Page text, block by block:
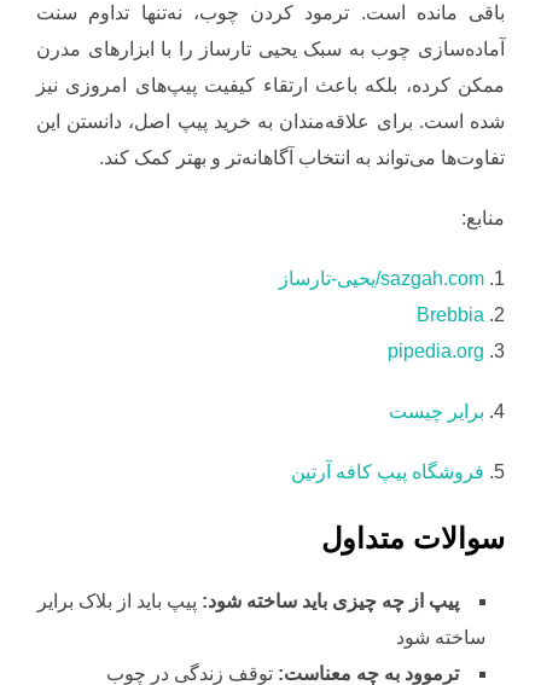
باقی مانده است. ترمود کردن چوب، نه‌تنها تداوم سنت
آماده‌سازی چوب به سبک یحیی تارساز را با ابزارهای مدرن
ممکن کرده، بلکه باعث ارتقاء کیفیت پیپ‌های امروزی نیز
شده است. برای علاقه‌مندان به خرید پیپ اصل، دانستن این
تفاوت‌ها می‌تواند به انتخاب آگاهانه‌تر و بهتر کمک کند.
منابع:
1. sazgah.com/یحیی-تارساز
2.
Brebbia
3.
pipedia.org
4. برایر چیست
5. فروشگاه پیپ کافه آرتین
سوالات متداول
پیپ از چه چیزی باید ساخته شود: پیپ باید از بلاک برایر
ساخته شود
ترموود به چه معناست: توقف زندگی در چوب